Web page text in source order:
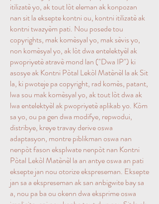
itilizatè yo, ak tout lòt eleman ak konpozan
nan sit la eksepte kontni ou, kontni itilizatè ak
kontni twazyèm pati. Nou posede tou
copyrights, mak komèsyal yo, mak sèvis yo,
non komèsyal yo, ak lòt dwa entelektyèl ak
pwopriyetè atravè mond lan ("Dwa IP") ki
asosye ak Kontni Pòtal Lekòl Matènèl la ak Sit
la, ki pwoteje pa copyright, rad komès, patant,
lwa sou mak komèsyal yo, ak tout lòt dwa ak
lwa entelektyèl ak pwopriyetè aplikab yo. Kòm
sa yo, ou pa gen dwa modifye, repwodui,
distribye, kreye travay derive oswa
adaptasyon, montre piblikman oswa nan
nenpòt fason eksplwate nenpòt nan Kontni
Pòtal Lekòl Matènèl la an antye oswa an pati
eksepte jan nou otorize ekspreseman. Eksepte
jan sa a ekspreseman ak san anbigwite bay sa
a, nou pa ba ou okenn dwa eksprime oswa